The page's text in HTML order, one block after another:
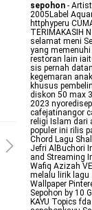
sepohon -
2005Label
httphyperu
TERIMAKASIH
selamat meni
yang
restoran lain
sis pernah
kegemaran
khusus
diskon 50 max
2023
cafejatinangor
religi Islam dari
populer ini rilis
Chord Lagu
Jefri AlBuchori
and Streaming
Wafiq Azizah
melalu lirik lagu
Wallpaper
Sepohon by 10
KAYU Topics